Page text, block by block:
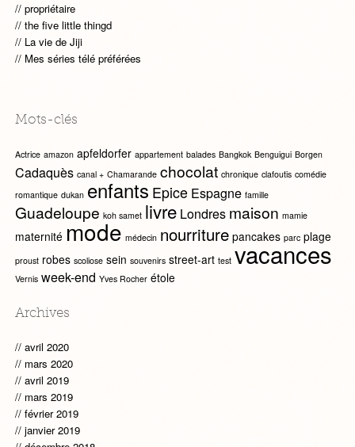
propriétaire
the five little thingd
La vie de Jiji
Mes séries télé préférées
Mots-clés
Actrice amazon apfeldorfer appartement balades Bangkok Benguigui Borgen
Cadaquès canal + Chamarande chocolat chronique clafoutis comédie
romantique dukan enfants Epice Espagne famille
Guadeloupe koh samet livre Londres maison mamie
maternité mode médecin nourriture pancakes parc plage
proust robes scoliose sein souvenirs street-art test vacances
Vernis week-end Yves Rocher étole
Archives
avril 2020
mars 2020
avril 2019
mars 2019
février 2019
janvier 2019